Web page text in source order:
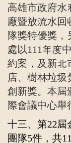
高雄市政府水
廠暨放流水回
隊獎特優獎，
處以111年度
約案，及新北
店、樹林垃
創新獎。本屆
際會議中心舉
十三、第22屆
團隊5件，共11